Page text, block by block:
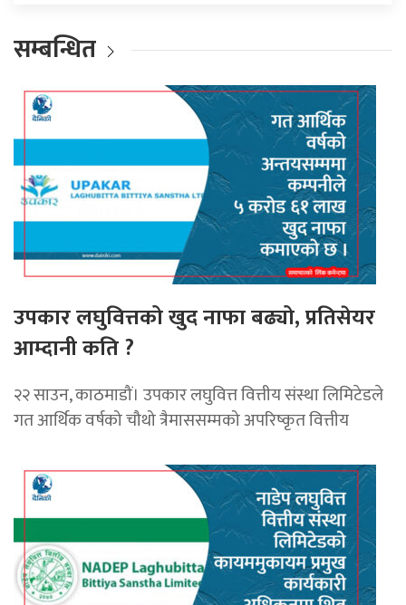
सम्बन्धित
उपकार लघुवित्तको खुद नाफा बढ्यो, प्रतिसेयर
आम्दानी कति ?
२२ साउन, काठमाडौं। उपकार लघुवित्त वित्तीय संस्था लिमिटेडले
गत आर्थिक वर्षको चौथो त्रैमाससम्मको अपरिष्कृत वित्तीय